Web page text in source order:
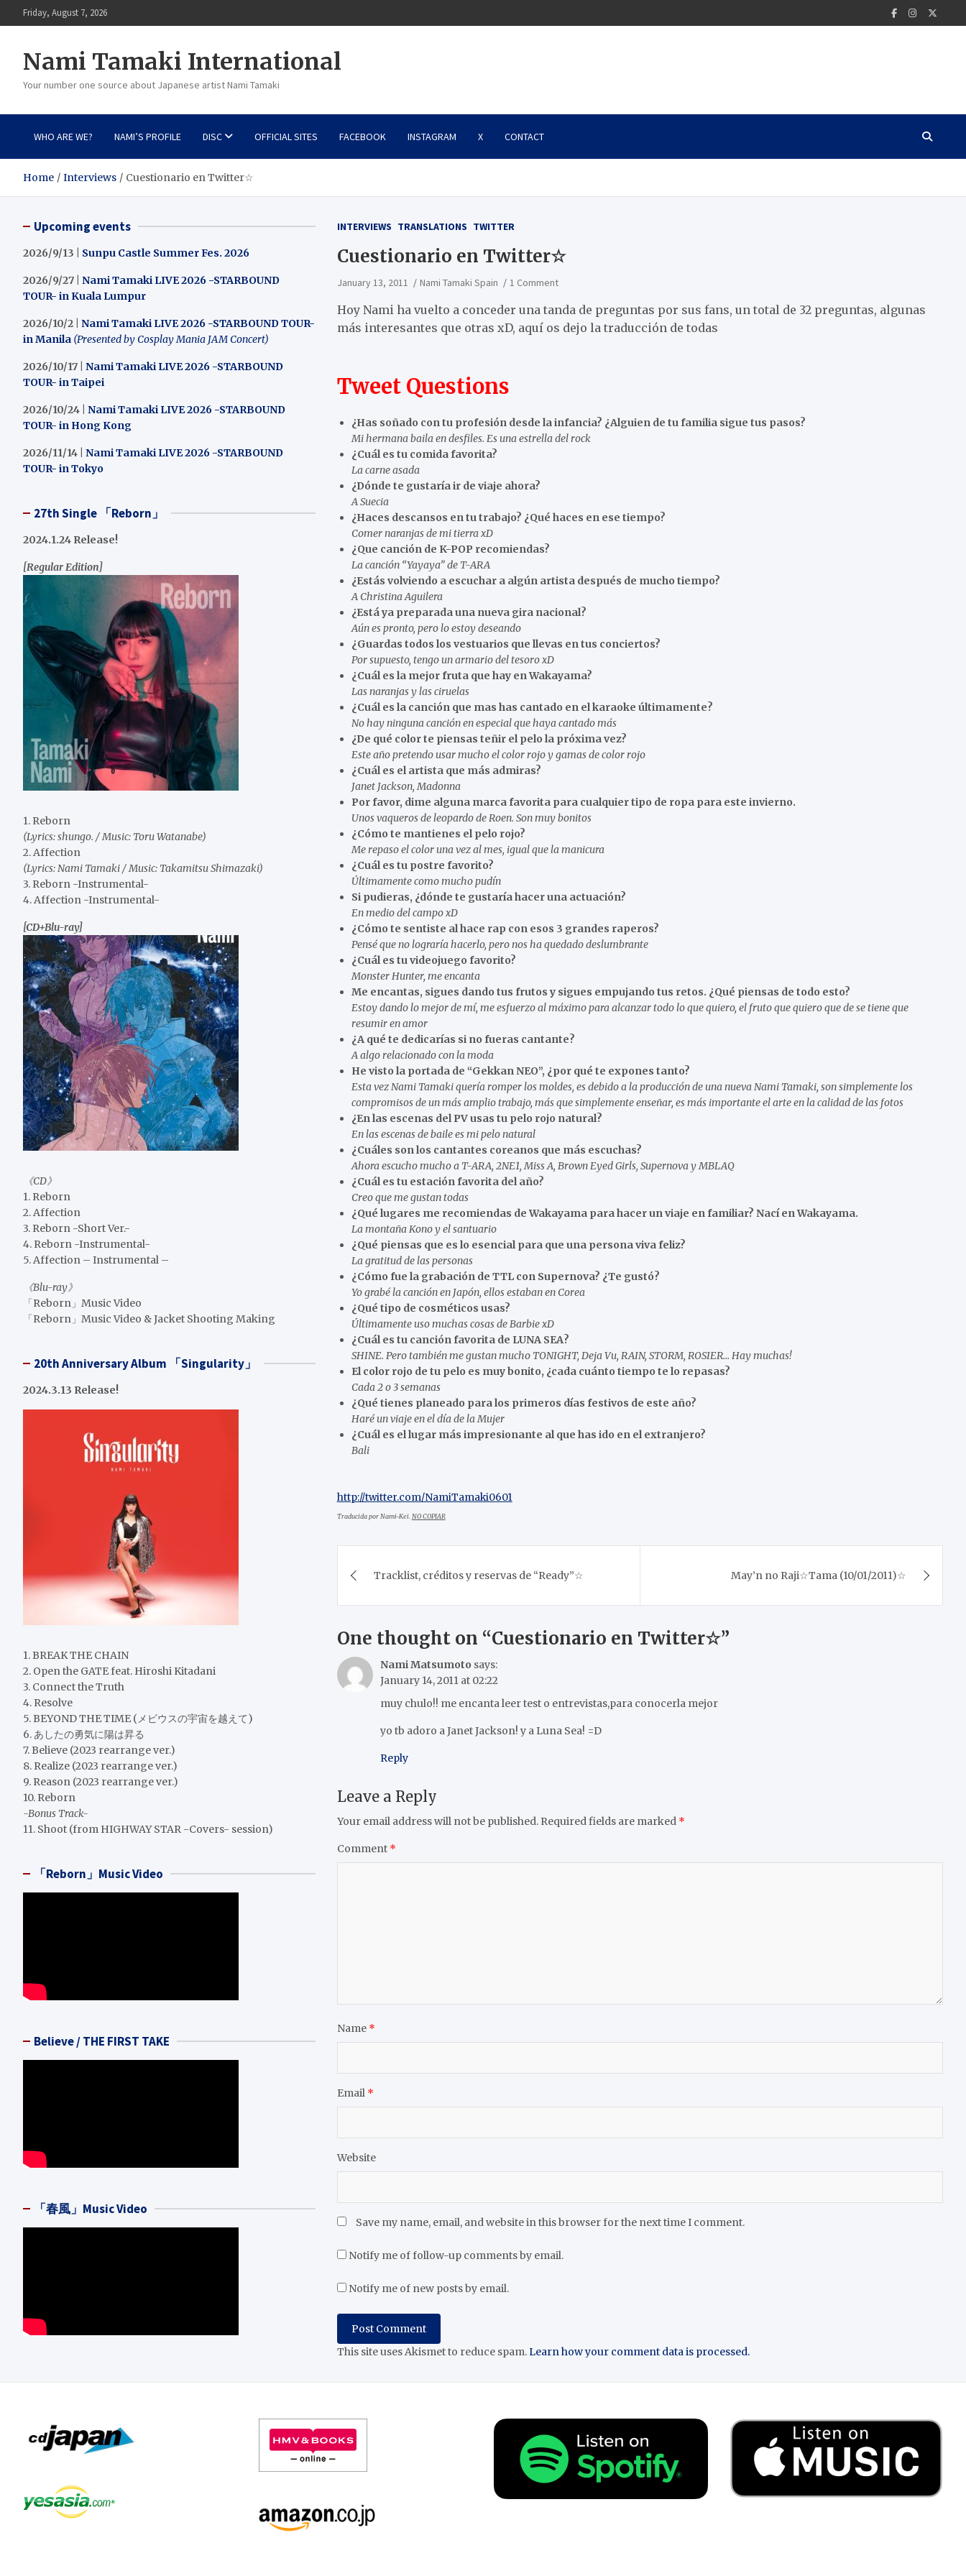
to
Friday, August 7, 2026
Nami Tamaki International
Your number one source about Japanese artist Nami Tamaki
WHO ARE WE? NAMI’S PROFILE DISC OFFICIAL SITES FACEBOOK INSTAGRAM X CONTACT
Home Interviews Cuestionario en Twitter☆
INTERVIEWS TRANSLATIONS TWITTER
Cuestionario en Twitter☆
January 13, 2011 Nami Tamaki Spain 1 Comment
Hoy Nami ha vuelto a conceder una tanda de preguntas por sus fans, un total de 32 preguntas, algunas
más interesantes que otras xD, aquí os dejo la traducción de todas
Tweet Questions
¿Has soñado con tu profesión desde la infancia? ¿Alguien de tu familia sigue tus pasos?
Mi hermana baila en desfiles. Es una estrella del rock
¿Cuál es tu comida favorita?
La carne asada
¿Dónde te gustaría ir de viaje ahora?
A Suecia
¿Haces descansos en tu trabajo? ¿Qué haces en ese tiempo?
Comer naranjas de mi tierra xD
¿Que canción de K-POP recomiendas?
La canción “Yayaya” de T-ARA
¿Estás volviendo a escuchar a algún artista después de mucho tiempo?
A Christina Aguilera
¿Está ya preparada una nueva gira nacional?
Aún es pronto, pero lo estoy deseando
¿Guardas todos los vestuarios que llevas en tus conciertos?
Por supuesto, tengo un armario del tesoro xD
¿Cuál es la mejor fruta que hay en Wakayama?
Las naranjas y las ciruelas
¿Cuál es la canción que mas has cantado en el karaoke últimamente?
No hay ninguna canción en especial que haya cantado más
¿De qué color te piensas teñir el pelo la próxima vez?
Este año pretendo usar mucho el color rojo y gamas de color rojo
¿Cuál es el artista que más admiras?
Janet Jackson, Madonna
Por favor, dime alguna marca favorita para cualquier tipo de ropa para este invierno.
Unos vaqueros de leopardo de Roen. Son muy bonitos
¿Cómo te mantienes el pelo rojo?
Me repaso el color una vez al mes, igual que la manicura
¿Cuál es tu postre favorito?
Últimamente como mucho pudín
Si pudieras, ¿dónde te gustaría hacer una actuación?
En medio del campo xD
¿Cómo te sentiste al hace rap con esos 3 grandes raperos?
Pensé que no lograría hacerlo, pero nos ha quedado deslumbrante
¿Cuál es tu videojuego favorito?
Monster Hunter, me encanta
Me encantas, sigues dando tus frutos y sigues empujando tus retos. ¿Qué piensas de todo esto?
Estoy dando lo mejor de mí, me esfuerzo al máximo para alcanzar todo lo que quiero, el fruto que quiero que de se tiene que
resumir en amor
¿A qué te dedicarías si no fueras cantante?
A algo relacionado con la moda
He visto la portada de “Gekkan NEO”, ¿por qué te expones tanto?
Esta vez Nami Tamaki quería romper los moldes, es debido a la producción de una nueva Nami Tamaki, son simplemente los
compromisos de un más amplio trabajo, más que simplemente enseñar, es más importante el arte en la calidad de las fotos
¿En las escenas del PV usas tu pelo rojo natural?
En las escenas de baile es mi pelo natural
¿Cuáles son los cantantes coreanos que más escuchas?
Ahora escucho mucho a T-ARA, 2NE1, Miss A, Brown Eyed Girls, Supernova y MBLAQ
¿Cuál es tu estación favorita del año?
Creo que me gustan todas
¿Qué lugares me recomiendas de Wakayama para hacer un viaje en familiar? Nací en Wakayama.
La montaña Kono y el santuario
¿Qué piensas que es lo esencial para que una persona viva feliz?
La gratitud de las personas
¿Cómo fue la grabación de TTL con Supernova? ¿Te gustó?
Yo grabé la canción en Japón, ellos estaban en Corea
¿Qué tipo de cosméticos usas?
Últimamente uso muchas cosas de Barbie xD
¿Cuál es tu canción favorita de LUNA SEA?
SHINE. Pero también me gustan mucho TONIGHT, Deja Vu, RAIN, STORM, ROSIER… Hay muchas!
El color rojo de tu pelo es muy bonito, ¿cada cuánto tiempo te lo repasas?
Cada 2 o 3 semanas
¿Qué tienes planeado para los primeros días festivos de este año?
Haré un viaje en el día de la Mujer
¿Cuál es el lugar más impresionante al que has ido en el extranjero?
Bali
http://twitter.com/NamiTamaki0601
Traducida por Nami-Kei. NO COPIAR
navigation
Tracklist, créditos y reservas de “Ready”☆ May’n no Raji☆Tama (10/01/2011)☆
One thought on “Cuestionario en Twitter☆”
Nami Matsumoto says:
January 14, 2011 at 02:22
muy chulo!! me encanta leer test o entrevistas,para conocerla mejor
yo tb adoro a Janet Jackson! y a Luna Sea! =D
Reply
Leave a Reply
Your email address will not be published. Required fields are marked *
Comment *
Name *
Email *
Website
Save my name, email, and website in this browser for the next time I comment.
Notify me of follow-up comments by email.
Notify me of new posts by email.
This site uses Akismet to reduce spam.Learn how your comment data is processed.
Upcoming events
2026/9/13 | Sunpu Castle Summer Fes. 2026
2026/9/27 | Nami Tamaki LIVE 2026 -STARBOUND
TOUR- in Kuala Lumpur
2026/10/2 | Nami Tamaki LIVE 2026 -STARBOUND TOUR-
in Manila (Presented by Cosplay Mania JAM Concert)
2026/10/17 | Nami Tamaki LIVE 2026 -STARBOUND
TOUR- in Taipei
2026/10/24 | Nami Tamaki LIVE 2026 -STARBOUND
TOUR- in Hong Kong
2026/11/14 | Nami Tamaki LIVE 2026 -STARBOUND
TOUR- in Tokyo
27th Single 「Reborn」
2024.1.24 Release!
[Regular Edition]
1. Reborn
(Lyrics: shungo. / Music: Toru Watanabe)
2. Affection
(Lyrics: Nami Tamaki / Music: Takamitsu Shimazaki)
3. Reborn -Instrumental-
4. Affection -Instrumental-
[CD+Blu-ray]
《CD》
1. Reborn
2. Affection
3. Reborn -Short Ver.-
4. Reborn -Instrumental-
5. Affection – Instrumental –
《Blu-ray》
「Reborn」Music Video
「Reborn」Music Video & Jacket Shooting Making
20th Anniversary Album 「Singularity」
2024.3.13 Release!
1. BREAK THE CHAIN
2. Open the GATE feat. Hiroshi Kitadani
3. Connect the Truth
4. Resolve
5. BEYOND THE TIME (メビウスの宇宙を越えて)
6. あしたの勇気に陽は昇る
7. Believe (2023 rearrange ver.)
8. Realize (2023 rearrange ver.)
9. Reason (2023 rearrange ver.)
10. Reborn
-Bonus Track-
11. Shoot (from HIGHWAY STAR -Covers- session)
「Reborn」Music Video
Believe / THE FIRST TAKE
「春風」Music Video